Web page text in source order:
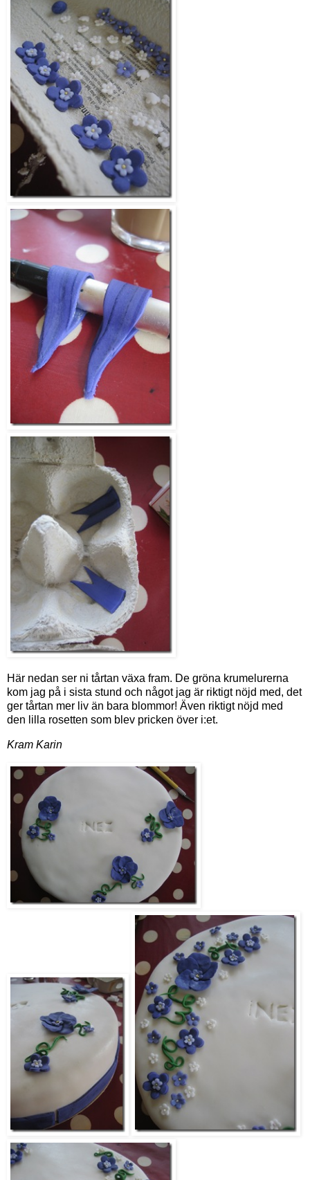
Här nedan ser ni tårtan växa fram. De gröna krumelurerna
kom jag på i sista stund och något jag är riktigt nöjd med, det
ger tårtan mer liv än bara blommor! Även riktigt nöjd med
den lilla rosetten som blev pricken över i:et.
Kram Karin